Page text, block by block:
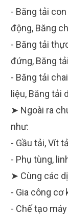
- Băng tải
động, Băng
- Băng tải
đứng, Băng
- Băng tải
liệu, Băng tải
➤ Ngoài ra
như:
- Gầu tải, Vít
- Phụ tùng,
➤ Cùng các
- Gia công cơ
- Chế tạo